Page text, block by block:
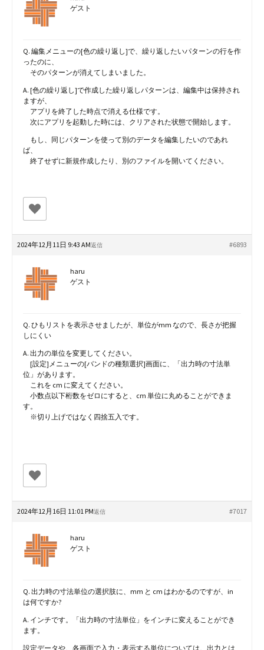
ゲスト
Q. 編集メニューの[色の繰り返し]で、繰り返したいパターンの行を作
ったのに、
そのパターンが消えてしまいました。
A. [色の繰り返し]で作成した繰り返しパターンは、編集中は保持され
ますが、
アプリを終了した時点で消える仕様です。
次にアプリを起動した時には、クリアされた状態で開始します。
もし、同じパターンを使って別のデータを編集したいのであれ
ば、
終了せずに新規作成したり、別のファイルを開いてください。
2024年12月11日 9:43 AM #6893
返信
haru
ゲスト
Q. ひもリストを表示させましたが、単位がmm なので、長さが把握
しにくい
A. 出力の単位を変更してください。
[設定]メニューの[バンドの種類選択]画面に、「出力時の寸法単
位」があります。
これを cm に変えてください。
小数点以下桁数をゼロにすると、cm 単位に丸めることができま
す。
※切り上げではなく四捨五入です。
2024年12月16日 11:01 PM #7017
返信
haru
ゲスト
Q. 出力時の寸法単位の選択肢に、mm と cm はわかるのですが、in
は何ですか?
A. インチです。「出力時の寸法単位」をインチに変えることができ
ます。
設定データや、各画面で入力・表示する単位については、出力とは